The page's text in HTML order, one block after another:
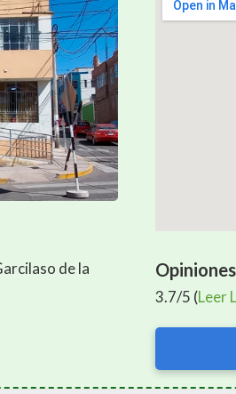
de la
Opiniones
3.7/5 (Leer